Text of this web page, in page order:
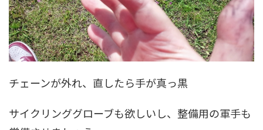
チェーンが外れ、直したら手が真っ黒
サイクリンググローブも欲しいし、整備用の軍手も